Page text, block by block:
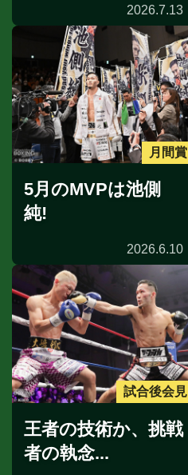
2026.7.13
月間賞
5月のMVPは池側
純!
2026.6.10
試合後会見
王者の技術か、挑戦
者の執念...